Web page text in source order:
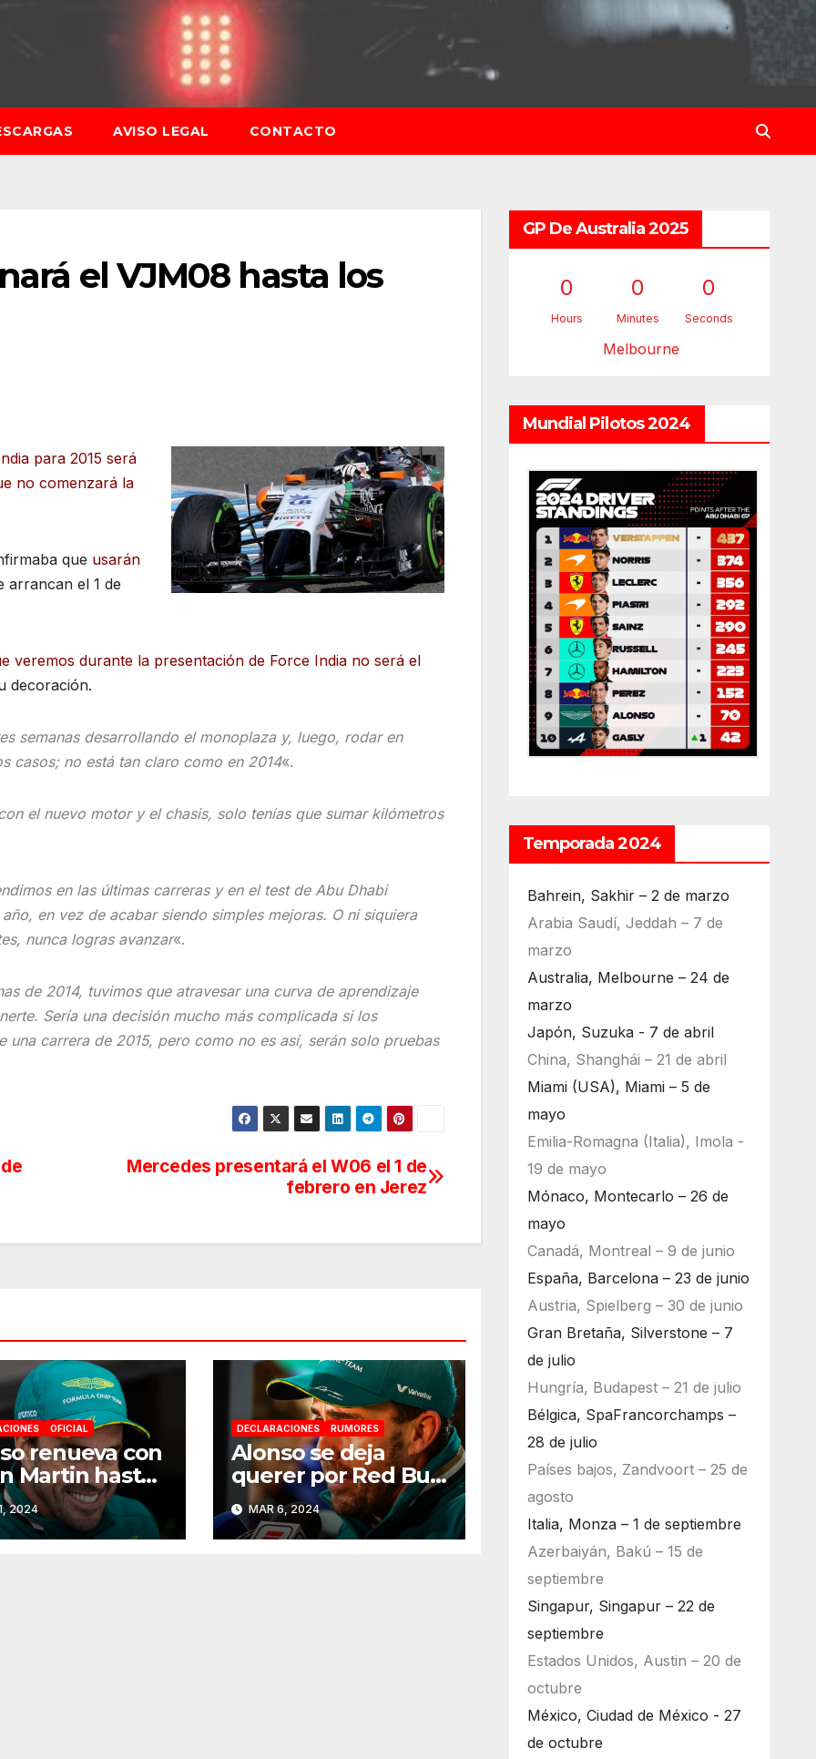
AVISO LEGAL CONTACTO
el VJM08 hasta los
para 2015 será
no comenzará la
que usarán
arrancan el 1 de
veremos durante la presentación de Force India no será el
decoración.
semanas desarrollando el monoplaza y, luego, rodar en
casos; no está tan claro como en 2014«.
el nuevo motor y el chasis, solo tenías que sumar kilómetros
en las últimas carreras y en el test de Abu Dhabi
en vez de acabar siendo simples mejoras. O ni siquiera
nunca logras avanzar«.
de 2014, tuvimos que atravesar una curva de aprendizaje
Sería una decisión mucho más complicada si los
carrera de 2015, pero como no es así, serán solo pruebas
Mercedes presentará el W06 el 1 de
febrero en Jerez
OFICIAL
renueva con
Martin hasta
2024
DECLARACIONES RUMORES
Alonso se deja
querer por Red Bull
y Mercedes de cara
a 2025
MAR 6, 2024
GP De Australia 2025
0
Hours
0
Minutes
0
Seconds
Melbourne
Mundial Pilotos 2024
Temporada 2024
Bahrein, Sakhir – 2 de marzo
Arabia Saudí, Jeddah – 7 de
marzo
Australia, Melbourne – 24 de
marzo
Japón, Suzuka - 7 de abril
China, Shanghái – 21 de abril
Miami (USA), Miami – 5 de
mayo
Emilia-Romagna (Italia), Imola -
19 de mayo
Mónaco, Montecarlo – 26 de
mayo
Canadá, Montreal – 9 de junio
España, Barcelona – 23 de junio
Austria, Spielberg – 30 de junio
Gran Bretaña, Silverstone – 7
de julio
Hungría, Budapest – 21 de julio
Bélgica, SpaFrancorchamps –
28 de julio
Países bajos, Zandvoort – 25 de
agosto
Italia, Monza – 1 de septiembre
Azerbaiyán, Bakú – 15 de
septiembre
Singapur, Singapur – 22 de
septiembre
Estados Unidos, Austin – 20 de
octubre
México, Ciudad de México - 27
de octubre